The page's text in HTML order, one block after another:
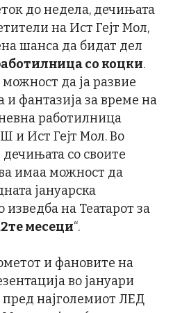
до недела, дечињата
на Ист Гејт Мол,
шанса да бидат дел
со коцки.
да ја развие
и фантазија за време на
работилница
и Ист Гејт Мол. Во
дечињата со своите
имаа можност да
јануарска
изведба на Театарот за
месеци“.
и фановите на
во јануари
пред најголемиот ЛЕД